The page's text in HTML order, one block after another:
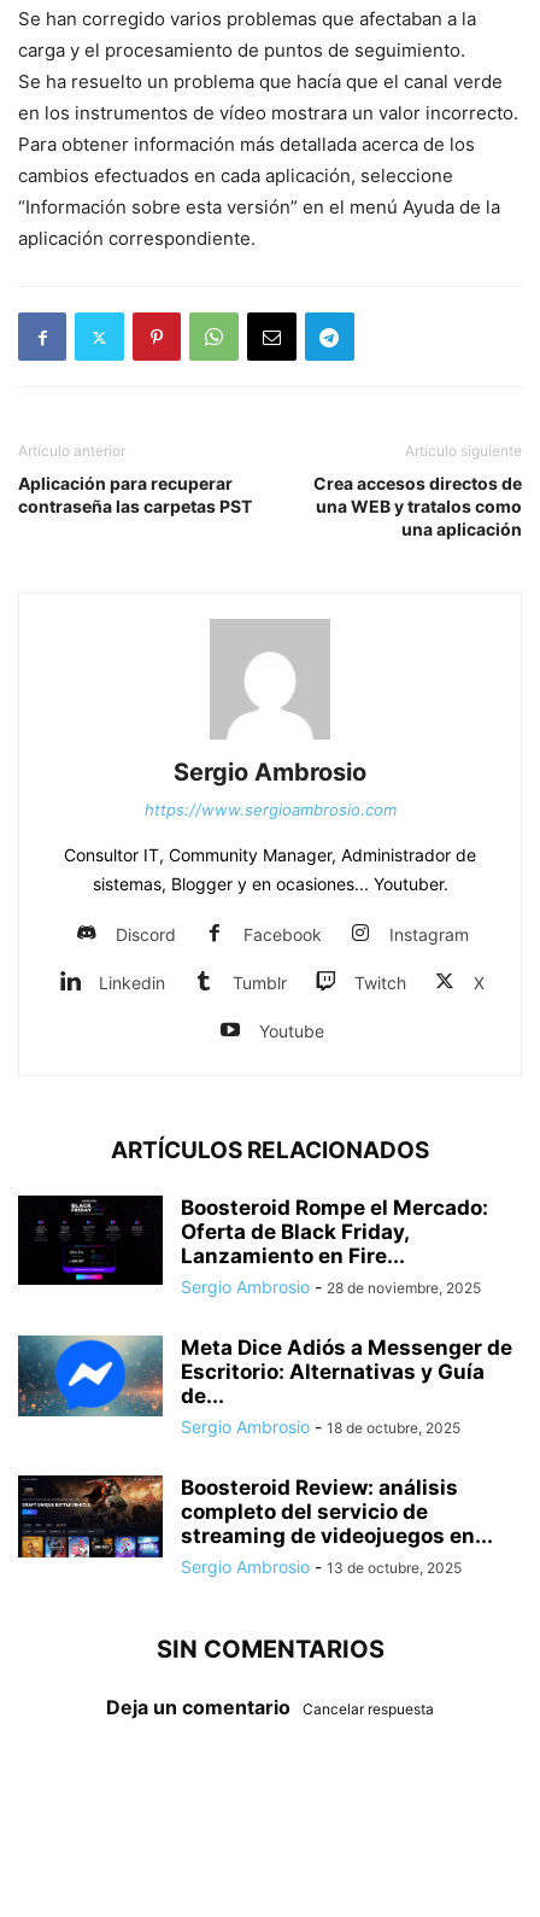
Se han corregido varios problemas que afectaban a la
carga y el procesamiento de puntos de seguimiento.
Se ha resuelto un problema que hacía que el canal verde
en los instrumentos de vídeo mostrara un valor incorrecto.
Para obtener información más detallada acerca de los
cambios efectuados en cada aplicación, seleccione
“Información sobre esta versión” en el menú Ayuda de la
aplicación correspondiente.
Artículo anterior
Aplicación para recuperar
contraseña las carpetas PST
Artículo siguiente
Crea accesos directos de
una WEB y tratalos como
una aplicación
Sergio Ambrosio
https://www.sergioambrosio.com
Consultor IT, Community Manager, Administrador de
sistemas, Blogger y en ocasiones... Youtuber.
Discord Facebook Instagram
Linkedin Tumblr Twitch X
Youtube
ARTÍCULOS RELACIONADOS
Boosteroid Rompe el Mercado:
Oferta de Black Friday,
Lanzamiento en Fire...
Sergio Ambrosio - 28 de noviembre, 2025
Meta Dice Adiós a Messenger de
Escritorio: Alternativas y Guía
de...
Sergio Ambrosio - 18 de octubre, 2025
Boosteroid Review: análisis
completo del servicio de
streaming de videojuegos en...
Sergio Ambrosio - 13 de octubre, 2025
SIN COMENTARIOS
Deja un comentario Cancelar respuesta